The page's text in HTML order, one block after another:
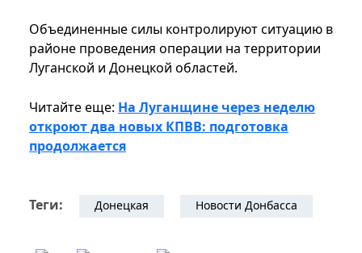
Объединенные силы контролируют ситуацию в
районе проведения операции на территории
Луганской и Донецкой областей.
Читайте еще: На Луганщине через неделю
откроют два новых КПВВ: подготовка
продолжается
Теги: Донецкая Новости Донбасса